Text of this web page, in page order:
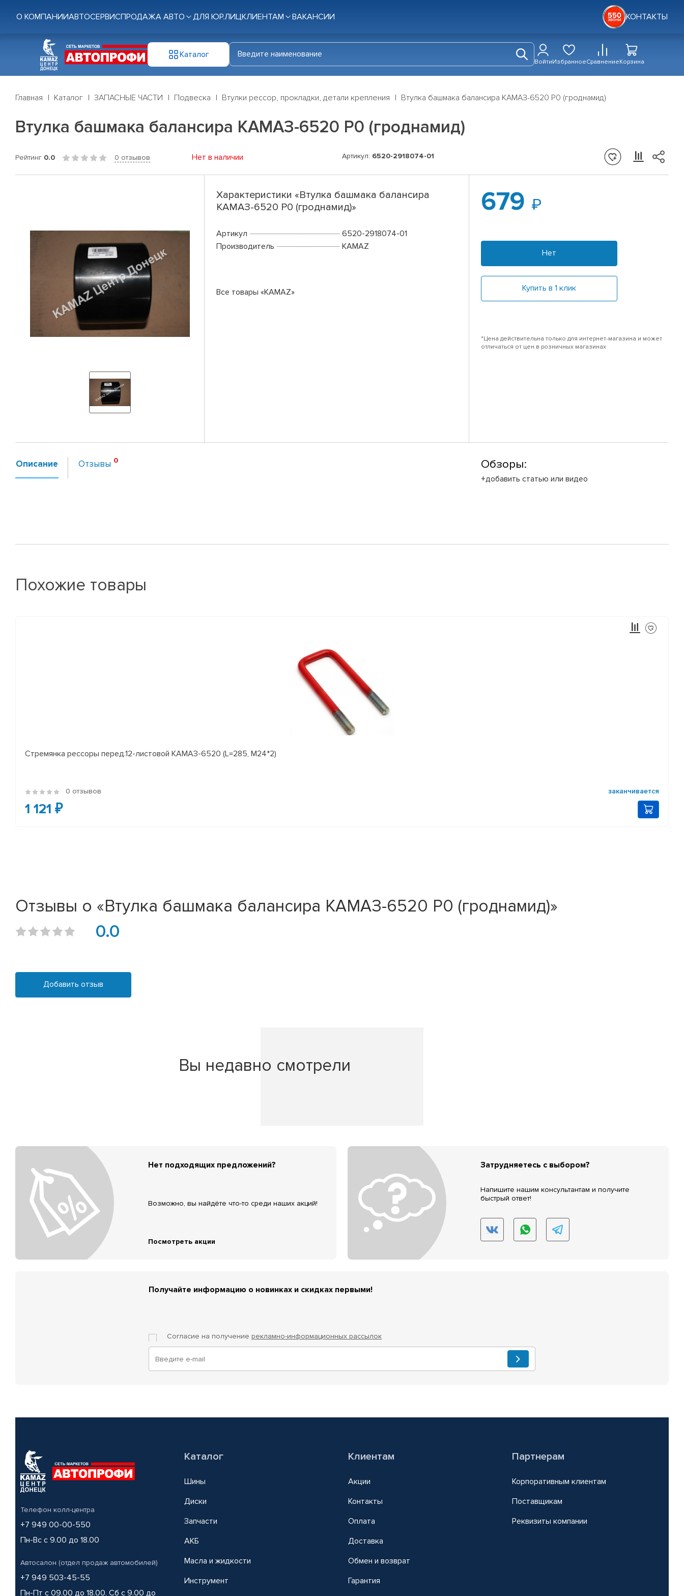
О КОМПАНИИАВТОСЕРВИСПРОДАЖА АВТО ДЛЯ ЮР.ЛИЦКЛИЕНТАМ ВАКАНСИИ КОНТАКТЫ
Каталог
ВойтиИзбранноеСравнениеКорзина
Главная Каталог ЗАПАСНЫЕ ЧАСТИ Подвеска Втулки рессор, прокладки, детали крепления Втулка башмака балансира КАМАЗ-6520 Р0 (гроднамид)
Втулка башмака балансира КАМАЗ-6520 Р0 (гроднамид)
Рейтинг 0.0 0 отзывов Нет в наличии Артикул: 6520-2918074-01
Характеристики «Втулка башмака балансира
КАМАЗ-6520 Р0 (гроднамид)»
Артикул
6520-2918074-01
Производитель
KAMAZ
Все товары «KAMAZ»
679
Нет
Купить в 1 клик
*Цена действительна только для интернет-магазина и может
отличаться от цен в розничных магазинах
Описание Отзывы Обзоры:
+добавить статью или видео
Похожие товары
Стремянка рессоры перед.12-листовой КАМАЗ-6520 (L=285, М24*2)
0 отзывов заканчивается
1 121 ₽
Отзывы о «Втулка башмака балансира КАМАЗ-6520 Р0 (гроднамид)»
0.0
Добавить отзыв
Вы недавно смотрели
Нет подходящих предложений?
Возможно, вы найдёте что-то среди наших акций!
Посмотреть акции
Затрудняетесь с выбором?
Напишите нашим консультантам и получите
быстрый ответ!
Получайте информацию о новинках и скидках первыми!
Согласие на получение рекламно-информационных рассылок
Телефон колл-центра
+7 949 00-00-550
Пн-Вс с 9.00 до 18.00
Автосалон (отдел продаж автомобилей)
+7 949 503-45-55
Пн-Пт с 09.00 до 18.00, Сб с 9.00 до
Каталог
Шины
Диски
Запчасти
АКБ
Масла и жидкости
Инструмент
Клиентам
Акции
Контакты
Оплата
Доставка
Обмен и возврат
Гарантия
Партнерам
Корпоративным клиентам
Поставщикам
Реквизиты компании